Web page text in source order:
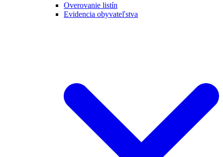
Overovanie listín
Evidencia obyvateľstva